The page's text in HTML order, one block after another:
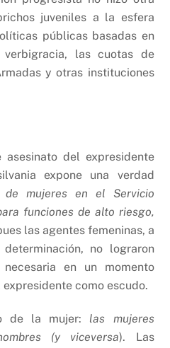
juveniles a la esfera
públicas basadas en
verbigracia, las cuotas de
y otras instituciones
del expresidente
expone una verdad
de mujeres en el Servicio
funciones de alto riesgo,
las agentes femeninas, a
no lograron
en un momento
como escudo.
de la mujer: las mujeres
(y viceversa). Las